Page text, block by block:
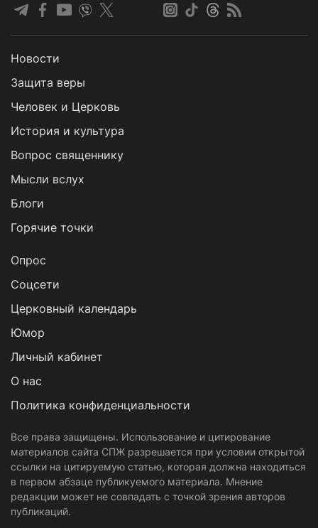
Новости
Защита веры
Человек и Церковь
История и культура
Вопрос священнику
Мысли вслух
Блоги
Горячие точки
Опрос
Cоцсети
Церковный календарь
Юмор
Личный кабинет
О нас
Политика конфиденциальности
Все права защищены. Использование и цитирование
материалов сайта СПЖ разрешается при условии открытой
ссылки на цитируемую статью, которая должна находиться
в первом абзаце публикуемого материала. Мнение
редакции может не совпадать с точкой зрения авторов
публикаций.